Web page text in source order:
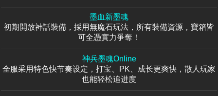
墨血新墨魂
初期開放神話裝備，採用無魔石玩法，所有裝備資源，寶箱皆
可全憑實力爭奪！
神兵墨魂Online
全服采用特色快节奏设定，打宝、PK、成长更爽快，散人玩家
也能轻松追进度